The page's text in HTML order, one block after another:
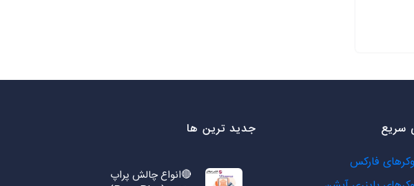
سریع
فارکس
جدید ترین ها
🔴انواع چالش پراپ